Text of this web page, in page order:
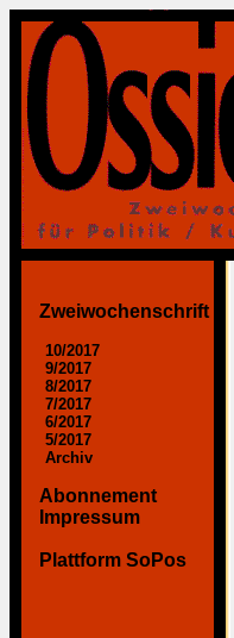
Zweiwochenschrift
10/2017
9/2017
8/2017
7/2017
6/2017
5/2017
Archiv
Abonnement
Impressum
Plattform SoPos